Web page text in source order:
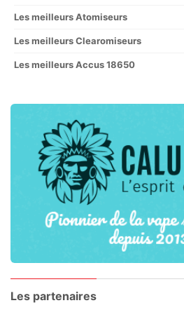
Les meilleurs Atomiseurs
Les meilleurs Clearomiseurs
Les meilleurs Accus 18650
Les partenaires